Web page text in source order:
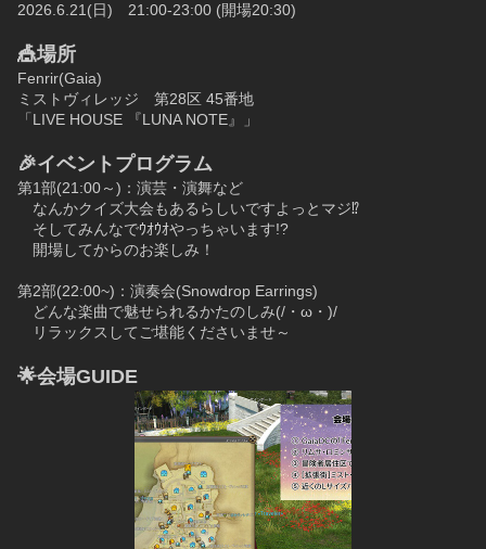
2026.6.21(日)　21:00-23:00 (開場20:30)
🎪場所
Fenrir(Gaia)
ミストヴィレッジ　第28区 45番地
「LIVE HOUSE 『LUNA NOTE』」
🎉イベントプログラム
第1部(21:00～)：演芸・演舞など
なんかクイズ大会もあるらしいですよっとマジ⁉
そしてみんなでｳｵｳｵやっちゃいます!?
開場してからのお楽しみ！
第2部(22:00~)：演奏会(Snowdrop Earrings)
どんな楽曲で魅せられるかたのしみ(/・ω・)/
リラックスしてご堪能くださいませ～
🌟会場GUIDE